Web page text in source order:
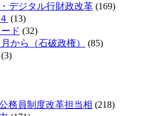
デジタル行財政改革 (169)
(13)
ド (32)
から（石破政権）
(85)
(3)
務員制度改革担当相 (218)